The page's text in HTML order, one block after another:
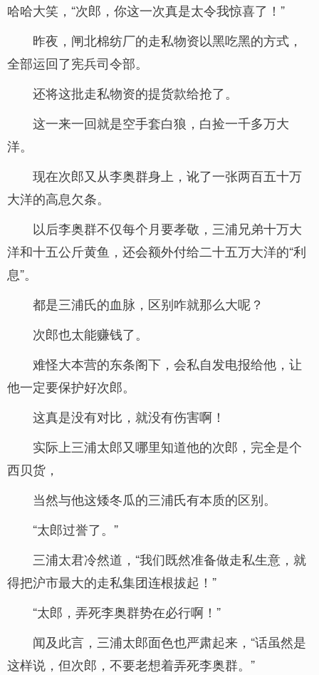
哈哈大笑，“次郎，你这一次真是太令我惊喜了！”
昨夜，闸北棉纺厂的走私物资以黑吃黑的方式，
全部运回了宪兵司令部。
还将这批走私物资的提货款给抢了。
这一来一回就是空手套白狼，白捡一千多万大
洋。
现在次郎又从李奥群身上，讹了一张两百五十万
大洋的高息欠条。
以后李奥群不仅每个月要孝敬，三浦兄弟十万大
洋和十五公斤黄鱼，还会额外付给二十五万大洋的“利
息”。
都是三浦氏的血脉，区别咋就那么大呢？
次郎也太能赚钱了。
难怪大本营的东条阁下，会私自发电报给他，让
他一定要保护好次郎。
这真是没有对比，就没有伤害啊！
实际上三浦太郎又哪里知道他的次郎，完全是个
西贝货，
当然与他这矮冬瓜的三浦氏有本质的区别。
“太郎过誉了。”
三浦太君冷然道，“我们既然准备做走私生意，就
得把沪市最大的走私集团连根拔起！”
“太郎，弄死李奥群势在必行啊！”
闻及此言，三浦太郎面色也严肃起来，“话虽然是
这样说，但次郎，不要老想着弄死李奥群。”